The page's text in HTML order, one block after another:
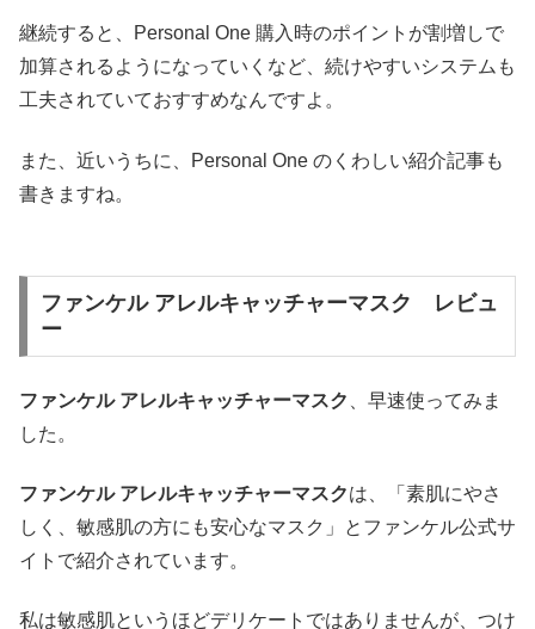
継続すると、Personal One 購入時のポイントが割増しで
加算されるようになっていくなど、続けやすいシステムも
工夫されていておすすめなんですよ。
また、近いうちに、Personal One のくわしい紹介記事も
書きますね。
ファンケル アレルキャッチャーマスク レビュ
ー
ファンケル アレルキャッチャーマスク
、早速使ってみま
した。
ファンケル アレルキャッチャーマスクは、「素肌にやさ
しく、敏感肌の方にも安心なマスク」とファンケル公式サ
イトで紹介されています。
私は敏感肌というほどデリケートではありませんが、つけ